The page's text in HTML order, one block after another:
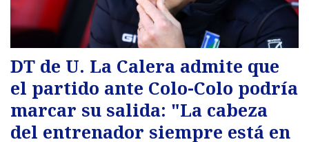
DT de U. La Calera admite que
el partido ante Colo-Colo podría
marcar su salida: "La cabeza
del entrenador siempre está en